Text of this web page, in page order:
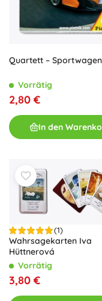
Quartett – Sportwagen
Vorrätig
2,80 €
In den
(1)
Wahrsagekarten Iva
Hüttnerová
Vorrätig
3,80 €